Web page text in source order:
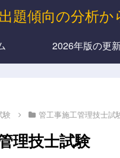
出題傾向の分析か
2026年版の更
験 管工事施工管理技士試
理技士試験